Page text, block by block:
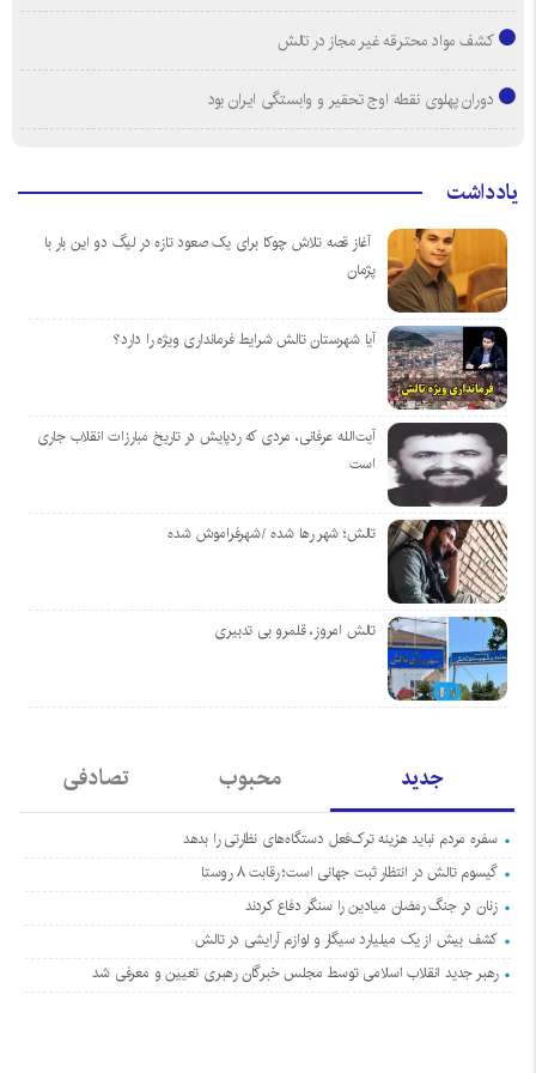
کشف مواد محترقه غیر مجاز در تالش
دوران پهلوی نقطه اوج تحقیر و وابستگی ایران بود
یادداشت
آغاز قصه تلاش چوکا برای یک صعود تازه در لیگ دو این بار با
پژمان
آیا شهرستان تالش شرایط فرمانداری ویژه را دارد؟
آیت‌الله عرفانی، مردی که ردپایش در تاریخ مبارزات انقلاب جاری
است
تالش؛ شهر رها شده /شهرفراموش شده
تالش امروز، قلمرو بی تدبیری
جدید محبوب تصادفی
سفره مردم نباید هزینه ترک‌فعل دستگاه‌های نظارتی را بدهد
گیسوم تالش در انتظار ثبت جهانی است؛ رقابت ۸ روستا
زنان در جنگ رمضان میادین را سنگر دفاع کردند
کشف بیش از یک میلیارد سیگار و لوازم آرایشی در تالش
رهبر جدید انقلاب اسلامی توسط مجلس خبرگان رهبری تعیین و معرفی شد